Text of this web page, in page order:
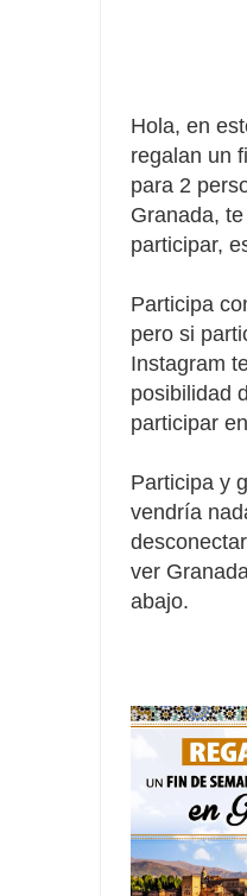
Hola, en
regalan un
para 2
Granada,
participar,
Participa
pero si
Instagram
posibilidad
participar
Participa y
vendría
ver
abajo.